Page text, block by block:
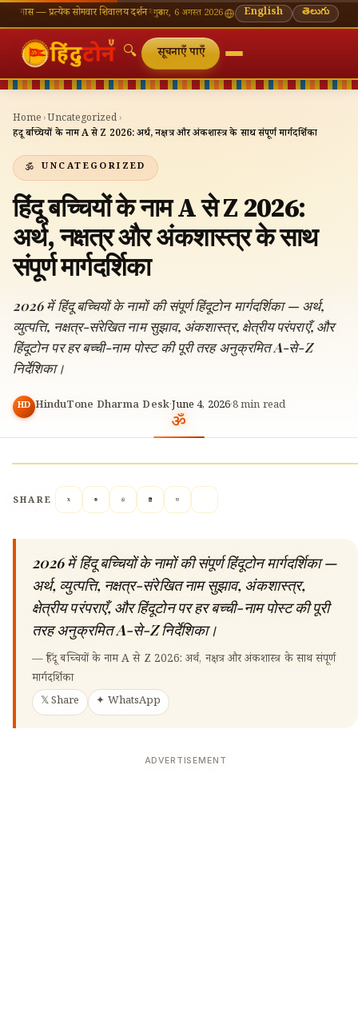
सोमवार शिवालय दर्शन का महत्व🌸 गणेश चतुर्थी — भाद्रपद शुक्ल चतुर्थी⛩ काशी विश्वनाथ — आज
गुरुवार, 6 अगस्त 2026 English తెలుగు
🔍 सूचनाएँ पाएँ
Home ›Uncategorized ›
हिंदू बच्चियों के नाम A से Z 2026: अर्थ, नक्षत्र और अंकशास्त्र के साथ संपूर्ण मार्गदर्शिका
UNCATEGORIZED
हिंदू बच्चियों के नाम A से Z 2026:
अर्थ, नक्षत्र और अंकशास्त्र के साथ
संपूर्ण मार्गदर्शिका
2026 में हिंदू बच्चियों के नामों की संपूर्ण हिंदूटोन मार्गदर्शिका — अर्थ,
व्युत्पत्ति, नक्षत्र-संरेखित नाम सुझाव, अंकशास्त्र, क्षेत्रीय परंपराएँ, और
हिंदूटोन पर हर बच्ची-नाम पोस्ट की पूरी तरह अनुक्रमित A-से-Z
निर्देशिका।
HD HinduTone Dharma Desk·June 4, 2026·8min read
SHARE
2026 में हिंदू बच्चियों के नामों की संपूर्ण हिंदूटोन मार्गदर्शिका —
अर्थ, व्युत्पत्ति, नक्षत्र-संरेखित नाम सुझाव, अंकशास्त्र,
क्षेत्रीय परंपराएँ, और हिंदूटोन पर हर बच्ची-नाम पोस्ट की पूरी
तरह अनुक्रमित A-से-Z निर्देशिका।
—हिंदू बच्चियों के नाम A से Z 2026: अर्थ, नक्षत्र और अंकशास्त्र के साथ संपूर्ण
मार्गदर्शिका
𝕏 Share ✦ WhatsApp
ADVERTISEMENT